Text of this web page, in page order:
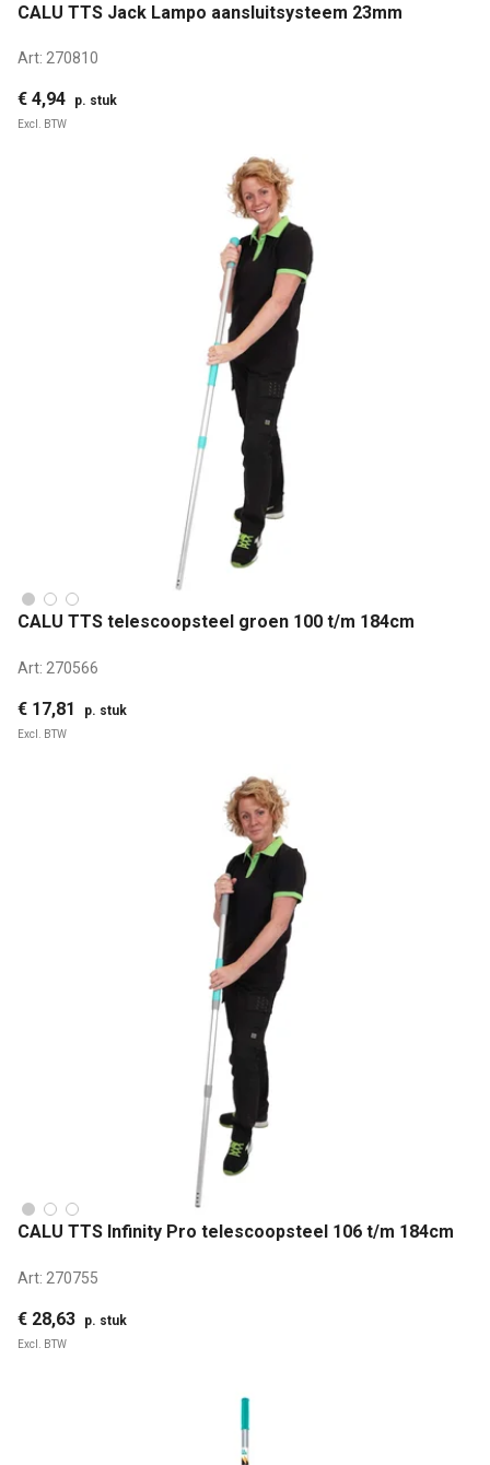
CALU TTS Jack Lampo aansluitsysteem 23mm
Art: 270810
€ 4,94 p. stuk
Excl. BTW
CALU TTS telescoopsteel groen 100 t/m 184cm
Art: 270566
€ 17,81 p. stuk
Excl. BTW
CALU TTS Infinity Pro telescoopsteel 106 t/m 184cm
Art: 270755
€ 28,63 p. stuk
Excl. BTW